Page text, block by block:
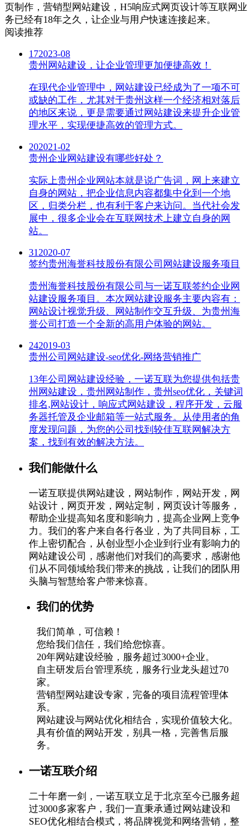
页制作，营销型网站建设，H5响应式网页设计等互联网业
务已经有18年之久，让企业与用户快速连接起来。
阅读推荐
172023-08
贵州网站建设，让企业管理更加便捷高效！
在现代企业管理中，网站建设已经成为了一项不可
或缺的工作，尤其对于贵州这样一个经济相对落后
的地区来说，更是需要通过网站建设来提升企业管
理水平，实现便捷高效的管理方式。
202021-02
贵州企业网站建设有哪些好处？
实际上贵州企业网站本就是说广告词，网上来建立
自身的网站，把企业信息内容都集中化到一个地
区，归类分栏，也有利于客户来访问。当代社会发
展中，很多企业会在互联网技术上建立自身的网
站。
31 2020-07
签约贵州海誉科技股份有限公司网站建设服务项目
贵州海誉科技股份有限公司与一诺互联签约企业网
站建设服务项目。本次网站建设服务主要内容有：
网站设计视觉升级、网站制作交互升级、为贵州海
誉公司打造一个全新的高用户体验的网站。
242019-03
贵州公司网站建设-seo优化-网络营销推广
13年公司网站建设经验，一诺互联为您提供包括贵
州网站建设，贵州网站制作，贵州seo优化，关键词
排名,网站设计，响应式网站建设，程序开发，云服
务器托管及企业邮箱等一站式服务。从使用者的角
度发现问题，为您的公司找到较佳互联网解决方
案，找到有效的解决方法。
我们能做什么
一诺互联提供网站建设，网站制作，网站开发，网
站设计，网页开发，网站定制，网页设计等服务，
帮助企业提高知名度和影响力，提高企业网上竞争
力。我们的客户来自各行各业，为了共同目标，工
作上密切配合，从创业型小企业到行业有影响力的
网站建设公司，感谢他们对我们的高要求，感谢他
们从不同领域给我们带来的挑战，让我们的团队用
头脑与智慧给客户带来惊喜。
我们的优势
我们简单，可信赖！
您给我们信任，我们给您惊喜。
20年网站建设经验，服务超过3000+企业。
自主研发后台管理系统，服务行业龙头超过70
家。
营销型网站建设专家，完备的项目流程管理体
系。
网站建设与网站优化相结合，实现价值较大化。
具有价值的网站开发，别具一格，完善售后服
务。
一诺互联介绍
二十年磨一剑，一诺互联立足于北京至今已服务超
过3000多家客户，我们一直秉承通过网站建设和
SEO优化相结合模式，将品牌视觉和网络营销，整